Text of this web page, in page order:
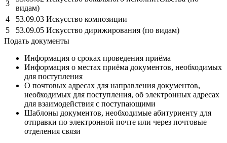
3
видам)
4
53.09.03 Искусство композиции
5
53.09.05 Искусство дирижирования (по видам)
Подать документы
Информация о сроках проведения приёма
Информация о местах приёма документов, необходимых
для поступления
О почтовых адресах для направления документов,
необходимых для поступления, об электронных адресах
для взаимодействия с поступающими
Шаблоны документов, необходимые абитуриенту для
отправки по электронной почте или через почтовые
отделения связи